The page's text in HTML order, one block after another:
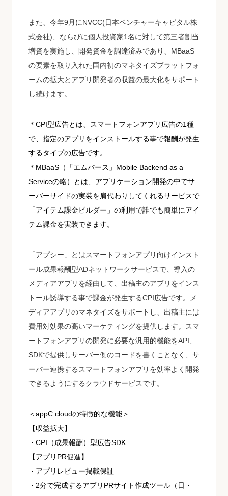
また、今年9月にNVCC(日本ベンチャーキャピタル株
式会社)、ならびに個人投資家1名に対して第三者割当
増資を実施し、開発資金を調達済みであり、MBaaS
の要素を取り入れた国内初のマネタイズプラットフォ
ームの拡大とアプリ開発者の収益の最大化をサポート
し続けます。
＊CPI型広告とは、スマートフォンアプリ広告の1種
で、指定のアプリをインストールする事で報酬が発生
するタイプの広告です。
＊MBaaS（「エムバース」Mobile Backend as a
Serviceの略）とは、アプリケーション開発の中でサ
ーバーサイドの実装を肩代わりしてくれるサービスで
「アイテム課金ビルダー」の利用で誰でも簡単にアイ
テム課金を実装できます。
「アプシー」とはスマートフォンアプリ向けインスト
ール成果報酬型ADネットワークサービスで、導入の
メディアアプリを経由して、出稿主のアプリをインス
トール誘導する事で課金が発生するCPI広告です。メ
ディアアプリのマネタイズをサポートし、出稿主には
費用対効果の高いマーケティングを提供します。スマ
ートフォンアプリの開発に必要な汎用的機能をAPI、
SDKで提供しサーバー側のコードを書くことなく、サ
ーバー連携するスマートフォンアプリを効率よく開発
できるようにするクラウドサービスです。
＜appC cloudの特徴的な機能＞
【収益拡大】
・CPI（成果報酬）型広告SDK
【アプリPR促進】
・アプリレビュー掲載保証
・2分で完成するアプリPRサイト作成ツール（日・